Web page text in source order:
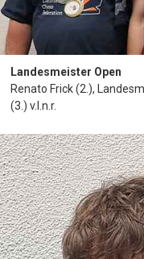
Landesmeister Open
Renato Frick (2.),
(3.) v.l.n.r.